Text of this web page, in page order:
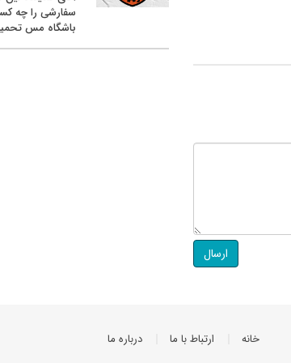
ارسال
سفارشی را چه
باشگاه مس
خانه ارتباط با ما درباره ما